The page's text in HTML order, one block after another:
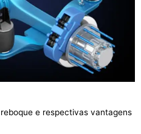
e respectivas vantagens